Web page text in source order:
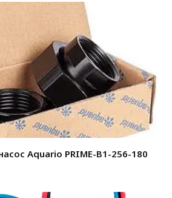
Aquario PRIME-B1-256-180